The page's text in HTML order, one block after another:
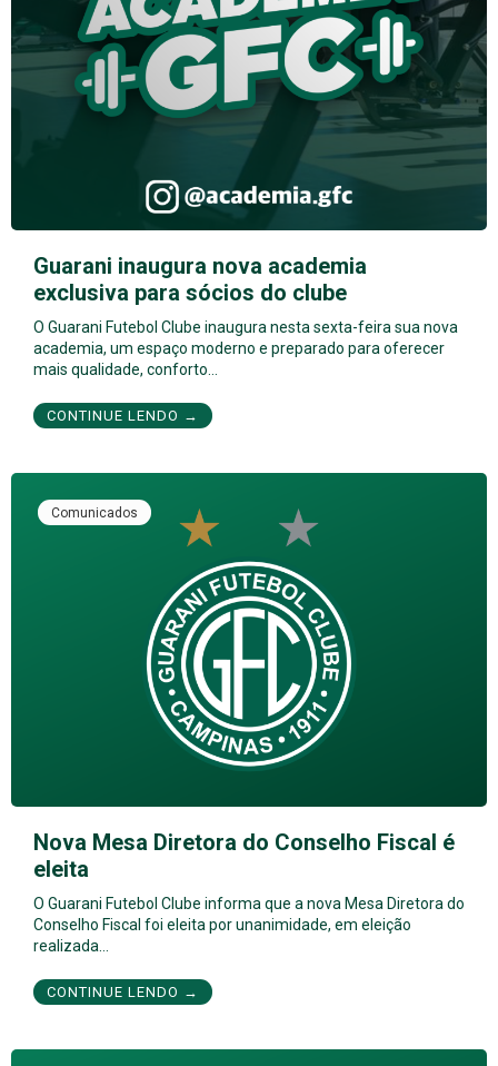
Guarani inaugura nova academia
exclusiva para sócios do clube
O Guarani Futebol Clube inaugura nesta sexta-feira sua nova
academia, um espaço moderno e preparado para oferecer
mais qualidade, conforto…
CONTINUE LENDO →
Comunicados
Nova Mesa Diretora do Conselho Fiscal é
eleita
O Guarani Futebol Clube informa que a nova Mesa Diretora do
Conselho Fiscal foi eleita por unanimidade, em eleição
realizada…
CONTINUE LENDO →